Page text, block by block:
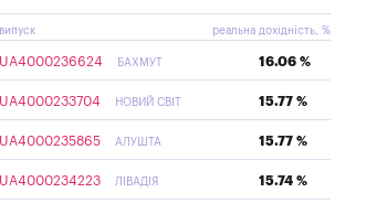
випуск реальна дохідність, %
UA4000236624 БАХМУТ 16.06 %
UA4000233704 НОВИЙ СВІТ 15.77 %
UA4000235865 АЛУШТА 15.77 %
UA4000234223 ЛІВАДІЯ 15.74 %